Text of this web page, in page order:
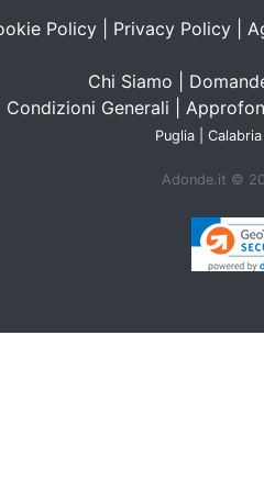
Policy| Privacy Policy|
Chi Siamo
Condizioni Generali
Puglia Calabria
Adonde.it ©